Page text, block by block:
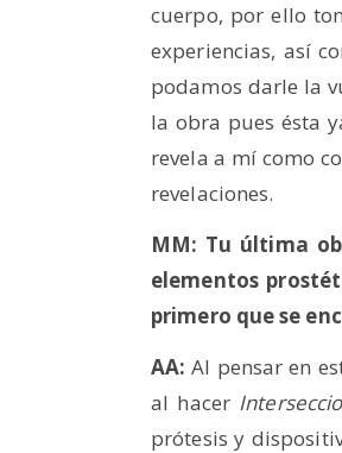
cuerpo, por ello
experiencias, así
podamos darle la
la obra pues ésta
revela a mí como
revelaciones.
MM: Tu última
elementos
primero que se
AA: Al pensar en
al hacer
prótesis y